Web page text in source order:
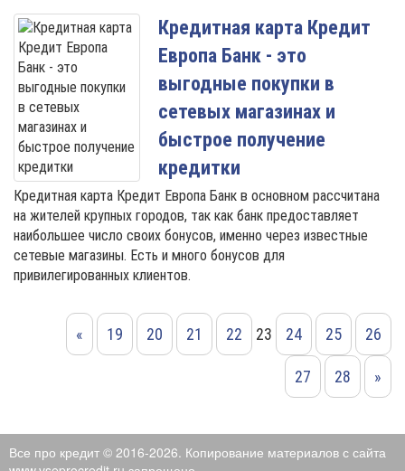
Кредитная карта Кредит
Европа Банк - это
выгодные покупки в
сетевых магазинах и
быстрое получение
кредитки
Кредитная карта Кредит Европа Банк в основном рассчитана
на жителей крупных городов, так как банк предоставляет
наибольшее число своих бонусов, именно через известные
сетевые магазины. Есть и много бонусов для
привилегированных клиентов.
« 19 20 21 22 23 24 25 26
27 28 »
Все про кредит © 2016-2026. Копирование материалов с сайта